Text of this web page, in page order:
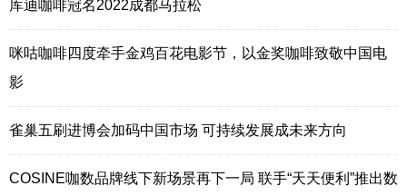
库迪咖啡冠名2022成都马拉松
咪咕咖啡四度牵手金鸡百花电影节，以金奖咖啡致敬中国电
影
雀巢五刷进博会加码中国市场 可持续发展成未来方向
COSINE咖数品牌线下新场景再下一局 联手“天天便利”推出数